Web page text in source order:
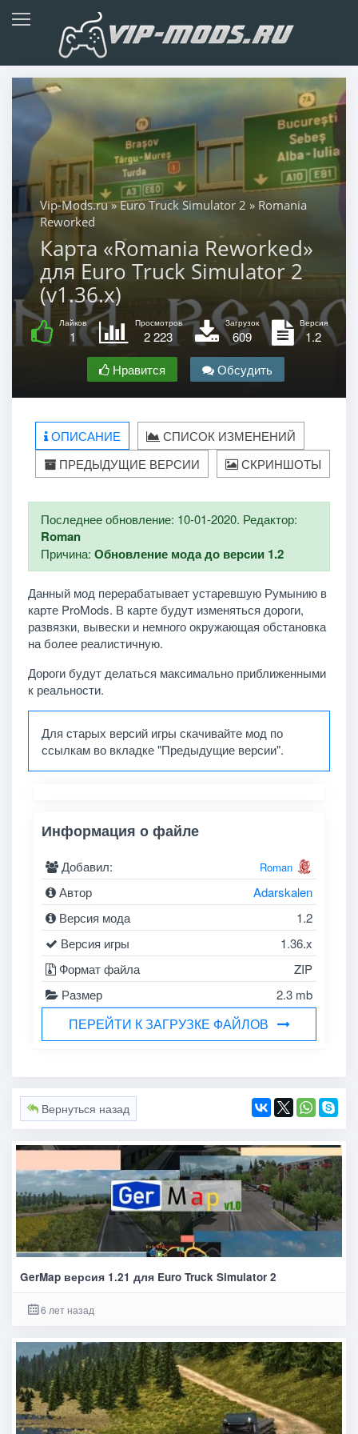
Vip-Mods.ru»Euro Truck Simulator 2 » Romania
Reworked
Карта «Romania Reworked»
для Euro Truck Simulator 2
(v1.36.x)
Лайков
1
Просмотров
2 223
Загрузок
609
Версия
1.2
Нравится
Обсудить
ОПИСАНИЕ
СПИСОК ИЗМЕНЕНИЙ
ПРЕДЫДУЩИЕ ВЕРСИИ
СКРИНШОТЫ
Последнее обновление: 10-01-2020. Редактор:
Roman
Причина: Обновление мода до версии 1.2
Данный мод перерабатывает устаревшую Румынию в
карте ProMods. В карте будут изменяться дороги,
развязки, вывески и немного окружающая обстановка
на более реалистичную.
Дороги будут делаться максимально приближенными
к реальности.
Для старых версий игры скачивайте мод по
ссылкам во вкладке "Предыдущие версии".
Информация о файле
Добавил: Roman
Автор
Adarskalen
Версия мода
1.2
Версия игры
1.36.x
Формат файла
ZIP
Размер
2.3 mb
ПЕРЕЙТИ К ЗАГРУЗКЕ ФАЙЛОВ
Вернуться назад
GerMap версия 1.21 для Euro Truck Simulator 2
6 лет назад